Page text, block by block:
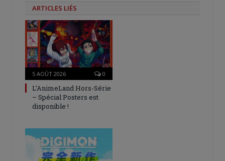
ARTICLES LIÉS
5 AOÛT 2026 0
L’AnimeLand Hors-Série
– Spécial Posters est
disponible !